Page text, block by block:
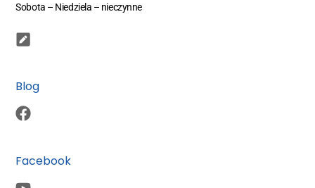
Sobota – Niedziela – nieczynne
Blog
Facebook